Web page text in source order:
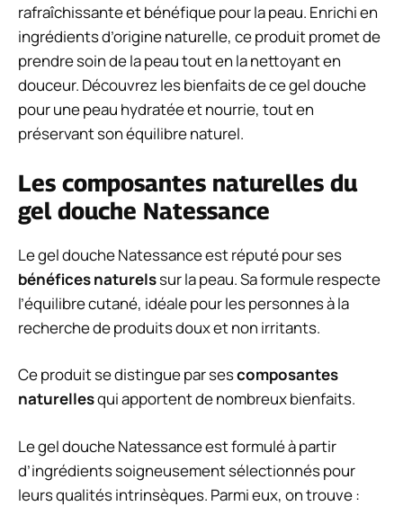
rafraîchissante et bénéfique pour la peau. Enrichi en
ingrédients d’origine naturelle, ce produit promet de
prendre soin de la peau tout en la nettoyant en
douceur. Découvrez les bienfaits de ce gel douche
pour une peau hydratée et nourrie, tout en
préservant son équilibre naturel.
Les composantes naturelles du
gel douche Natessance
Le gel douche Natessance est réputé pour ses
bénéfices naturelssur la peau. Sa formule respecte
l’équilibre cutané, idéale pour les personnes à la
recherche de produits doux et non irritants.
Ce produit se distingue par sescomposantes
naturellesqui apportent de nombreux bienfaits.
Le gel douche Natessance est formulé à partir
d’ingrédients soigneusement sélectionnés pour
leurs qualités intrinsèques. Parmi eux, on trouve :